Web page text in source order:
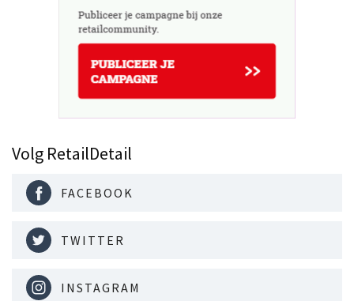
Volg RetailDetail
FACEBOOK
TWITTER
INSTAGRAM